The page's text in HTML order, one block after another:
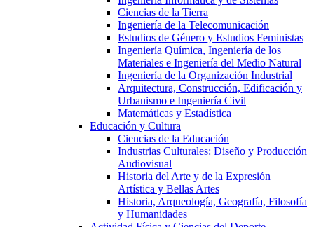
Ciencias de la Tierra
Ingeniería de la Telecomunicación
Estudios de Género y Estudios Feministas
Ingeniería Química, Ingeniería de los
Materiales e Ingeniería del Medio Natural
Ingeniería de la Organización Industrial
Arquitectura, Construcción, Edificación y
Urbanismo e Ingeniería Civil
Matemáticas y Estadística
Educación y Cultura
Ciencias de la Educación
Industrias Culturales: Diseño y Producción
Audiovisual
Historia del Arte y de la Expresión
Artística y Bellas Artes
Historia, Arqueología, Geografía, Filosofía
y Humanidades